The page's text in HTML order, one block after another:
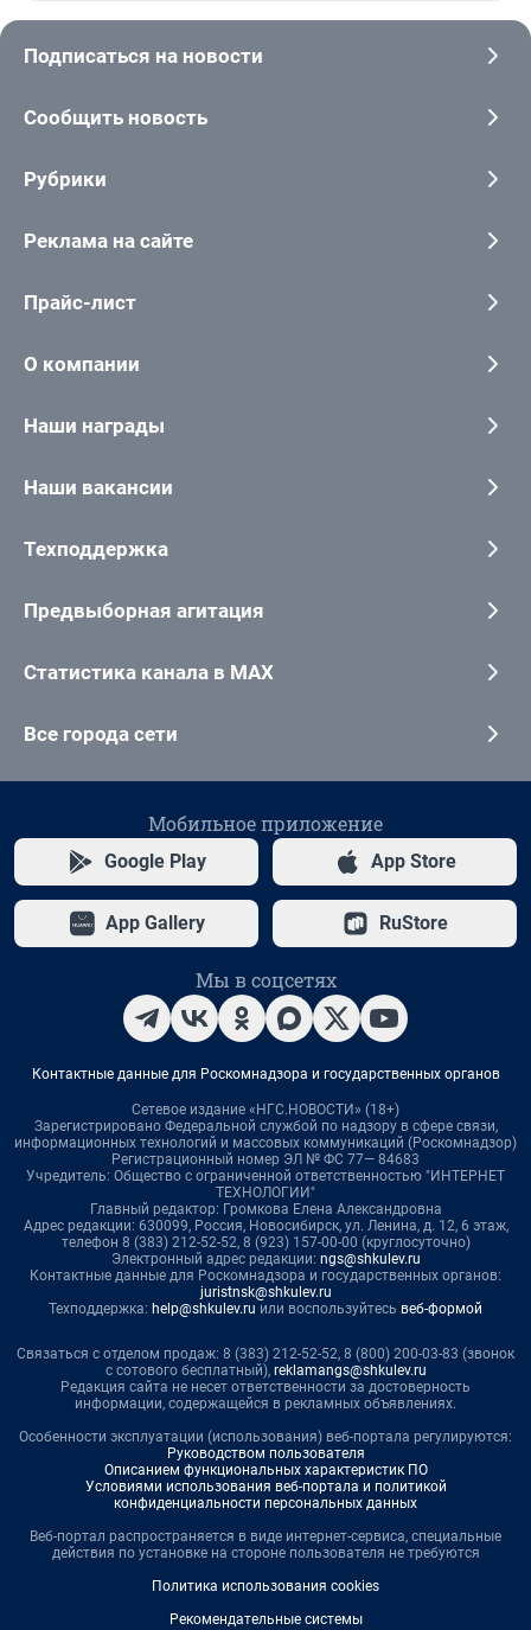
Подписаться на новости
Сообщить новость
Рубрики
Реклама на сайте
Прайс-лист
О компании
Наши награды
Наши вакансии
Техподдержка
Предвыборная агитация
Статистика канала в MAX
Все города сети
Мобильное приложение
Google Play App Store
App Gallery RuStore
Мы в соцсетях
Контактные данные для Роскомнадзора и государственных органов
Сетевое издание «НГС.НОВОСТИ» (18+)
Зарегистрировано Федеральной службой по надзору в сфере связи,
информационных технологий и массовых коммуникаций (Роскомнадзор)
Регистрационный номер ЭЛ № ФС 77— 84683
Учредитель: Общество с ограниченной ответственностью "ИНТЕРНЕТ
ТЕХНОЛОГИИ"
Главный редактор: Громкова Елена Александровна
Адрес редакции: 630099, Россия, Новосибирск, ул. Ленина, д. 12, 6 этаж,
телефон 8 (383) 212-52-52, 8 (923) 157-00-00 (круглосуточно)
Электронный адрес редакции: ngs@shkulev.ru
Контактные данные для Роскомнадзора и государственных органов:
juristnsk@shkulev.ru
Техподдержка: help@shkulev.ru или воспользуйтесь веб-формой
Связаться с отделом продаж: 8 (383) 212-52-52, 8 (800) 200-03-83 (звонок
с сотового бесплатный), reklamangs@shkulev.ru
Редакция сайта не несет ответственности за достоверность
информации, содержащейся в рекламных объявлениях.
Особенности эксплуатации (использования) веб-портала регулируются:
Руководством пользователя
Описанием функциональных характеристик ПО
Условиями использования веб-портала и политикой
конфиденциальности персональных данных
Веб-портал распространяется в виде интернет-сервиса, специальные
действия по установке на стороне пользователя не требуются
Политика использования cookies
Рекомендательные системы